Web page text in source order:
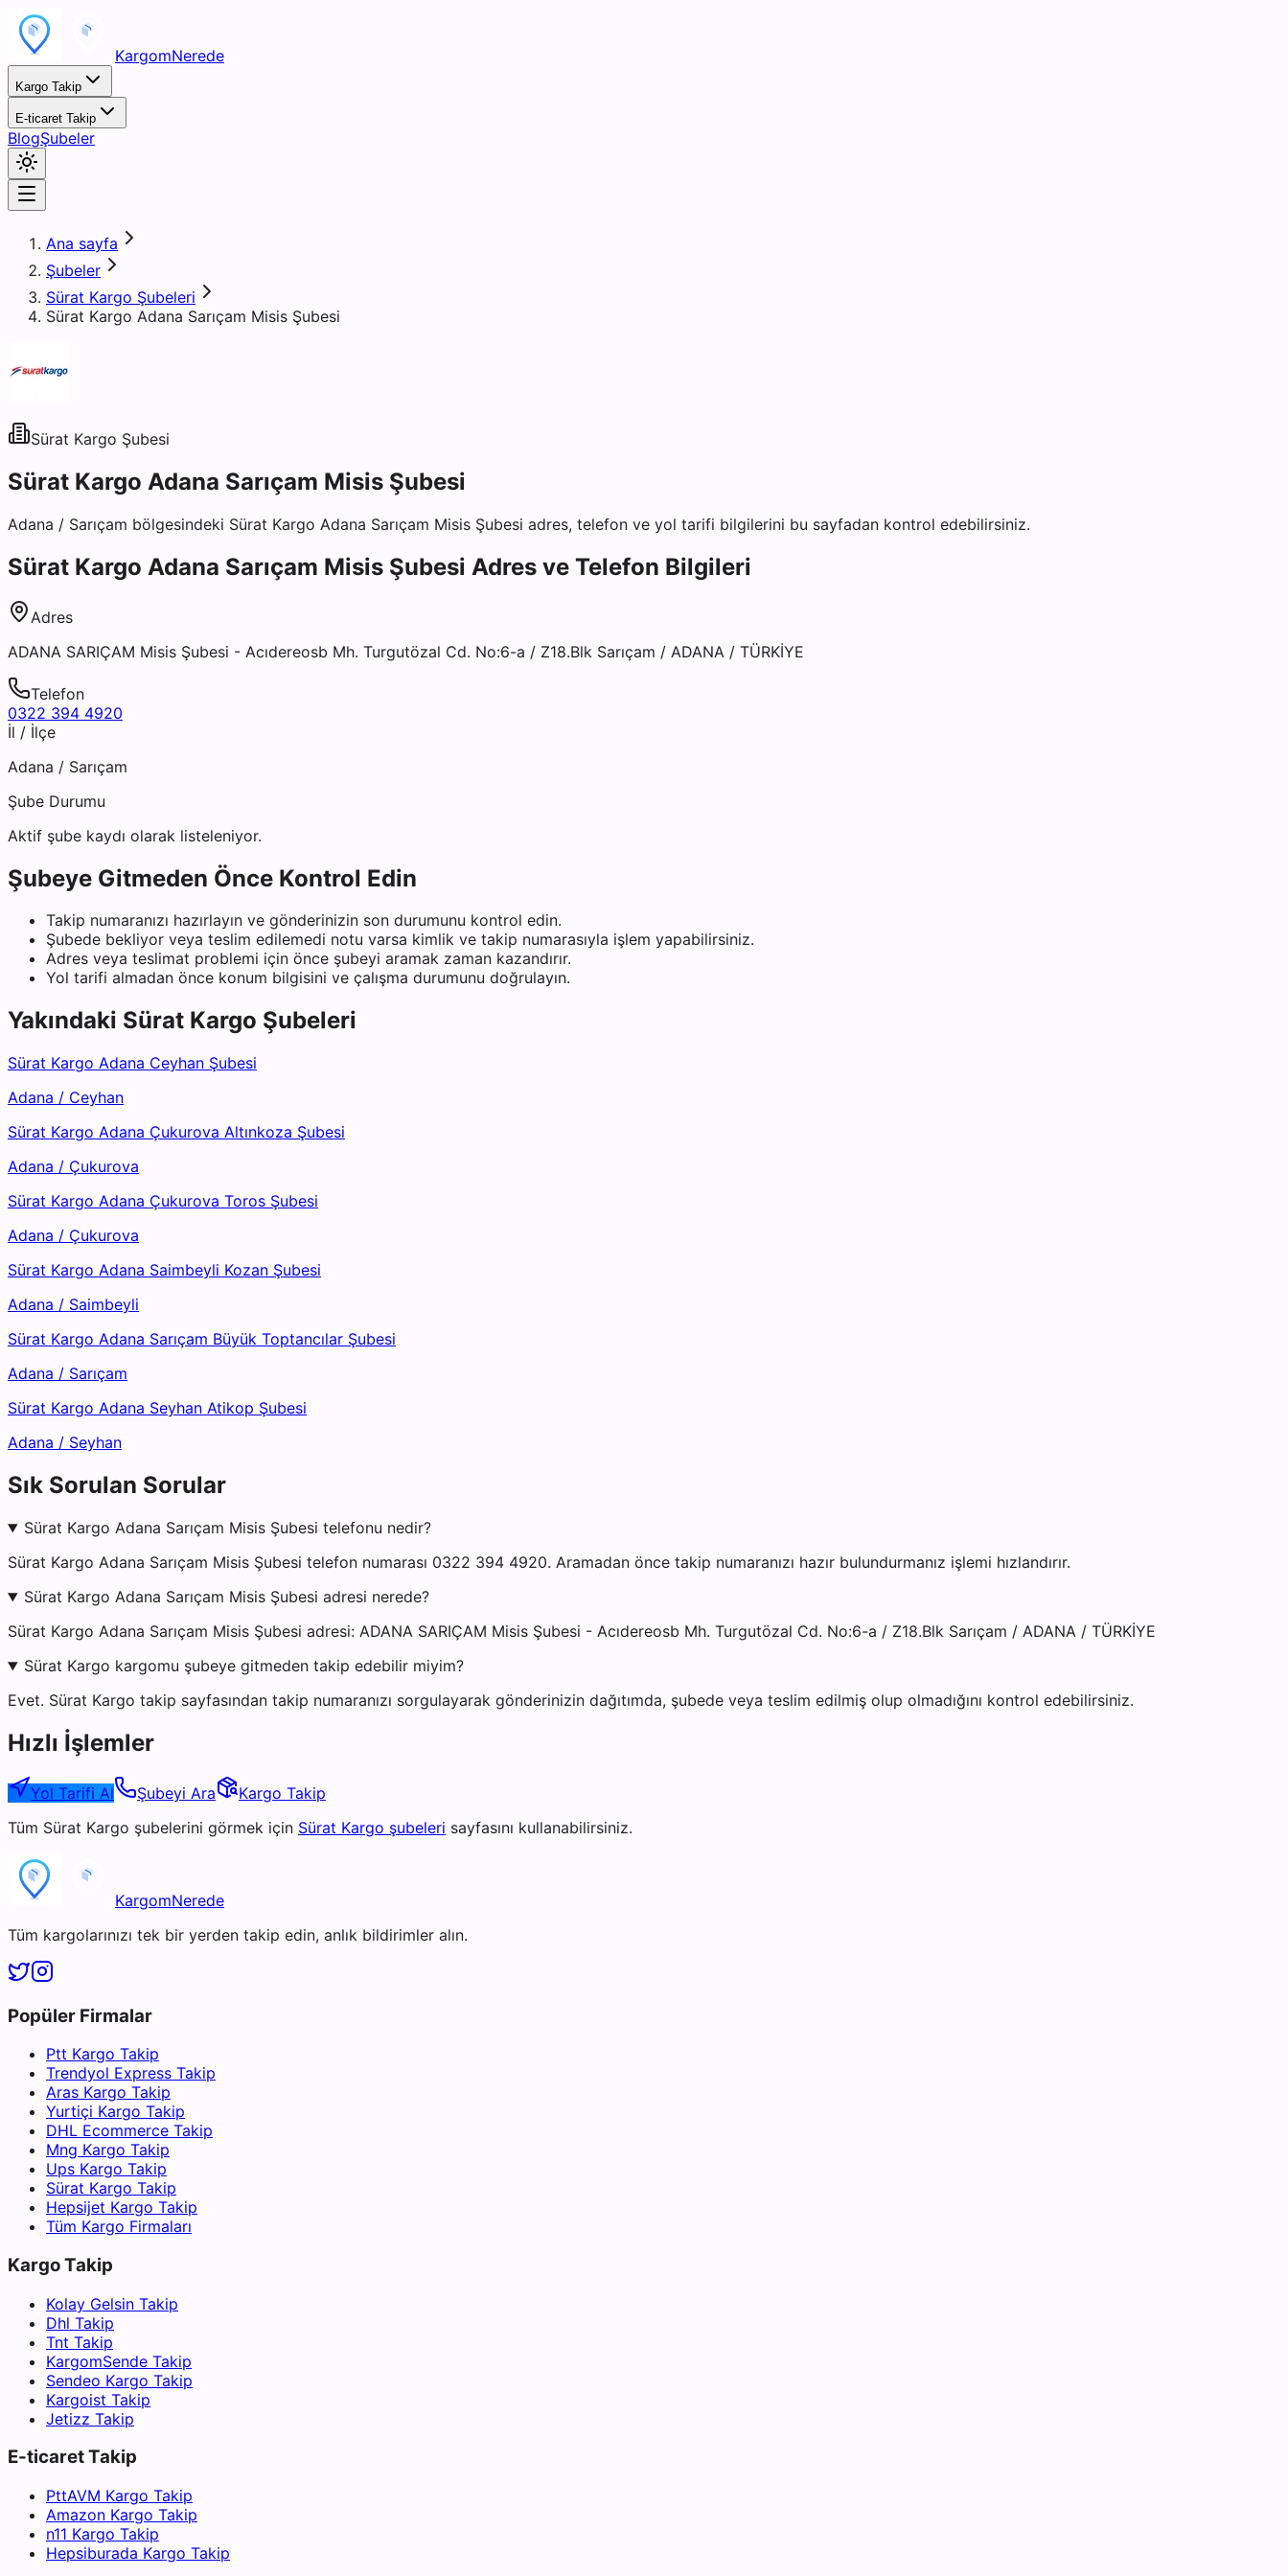
KargomNerede
Kargo Takip
E-ticaret Takip
BlogŞubeler
Ana sayfa
Şubeler
Sürat Kargo Şubeleri
Sürat Kargo Adana Sarıçam Misis Şubesi
Sürat Kargo Şubesi
Sürat Kargo Adana Sarıçam Misis Şubesi
Adana / Sarıçam bölgesindeki Sürat Kargo Adana Sarıçam Misis Şubesi adres, telefon ve yol tarifi bilgilerini bu sayfadan kontrol edebilirsiniz.
Sürat Kargo Adana Sarıçam Misis Şubesi Adres ve Telefon Bilgileri
Adres
ADANA SARIÇAM Misis Şubesi - Acıdereosb Mh. Turgutözal Cd. No:6-a / Z18.Blk Sarıçam / ADANA / TÜRKİYE
Telefon
0322 394 4920
İl / İlçe
Adana / Sarıçam
Şube Durumu
Aktif şube kaydı olarak listeleniyor.
Şubeye Gitmeden Önce Kontrol Edin
Takip numaranızı hazırlayın ve gönderinizin son durumunu kontrol edin.
Şubede bekliyor veya teslim edilemedi notu varsa kimlik ve takip numarasıyla işlem yapabilirsiniz.
Adres veya teslimat problemi için önce şubeyi aramak zaman kazandırır.
Yol tarifi almadan önce konum bilgisini ve çalışma durumunu doğrulayın.
Yakındaki Sürat Kargo Şubeleri
Sürat Kargo Adana Ceyhan Şubesi
Adana / Ceyhan
Sürat Kargo Adana Çukurova Altınkoza Şubesi
Adana / Çukurova
Sürat Kargo Adana Çukurova Toros Şubesi
Adana / Çukurova
Sürat Kargo Adana Saimbeyli Kozan Şubesi
Adana / Saimbeyli
Sürat Kargo Adana Sarıçam Büyük Toptancılar Şubesi
Adana / Sarıçam
Sürat Kargo Adana Seyhan Atikop Şubesi
Adana / Seyhan
Sık Sorulan Sorular
Sürat Kargo Adana Sarıçam Misis Şubesi telefonu nedir?
Sürat Kargo Adana Sarıçam Misis Şubesi telefon numarası 0322 394 4920. Aramadan önce takip numaranızı hazır bulundurmanız işlemi hızlandırır.
Sürat Kargo Adana Sarıçam Misis Şubesi adresi nerede?
Sürat Kargo Adana Sarıçam Misis Şubesi adresi: ADANA SARIÇAM Misis Şubesi - Acıdereosb Mh. Turgutözal Cd. No:6-a / Z18.Blk Sarıçam / ADANA / TÜRKİYE
Sürat Kargo kargomu şubeye gitmeden takip edebilir miyim?
Evet. Sürat Kargo takip sayfasından takip numaranızı sorgulayarak gönderinizin dağıtımda, şubede veya teslim edilmiş olup olmadığını kontrol edebilirsiniz.
Hızlı İşlemler
Yol Tarifi Al Şubeyi Ara
Kargo Takip
Tüm Sürat Kargo şubelerini görmek için Sürat Kargo şubeleri sayfasını kullanabilirsiniz.
KargomNerede
Tüm kargolarınızı tek bir yerden takip edin, anlık bildirimler alın.
Popüler Firmalar
Ptt Kargo Takip
Trendyol Express Takip
Aras Kargo Takip
Yurtiçi Kargo Takip
DHL Ecommerce Takip
Mng Kargo Takip
Ups Kargo Takip
Sürat Kargo Takip
Hepsijet Kargo Takip
Tüm Kargo Firmaları
Kargo Takip
Kolay Gelsin Takip
Dhl Takip
Tnt Takip
KargomSende Takip
Sendeo Kargo Takip
Kargoist Takip
Jetizz Takip
E-ticaret Takip
PttAVM Kargo Takip
Amazon Kargo Takip
n11 Kargo Takip
Hepsiburada Kargo Takip